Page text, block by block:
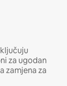
za ugodan
zamjena za